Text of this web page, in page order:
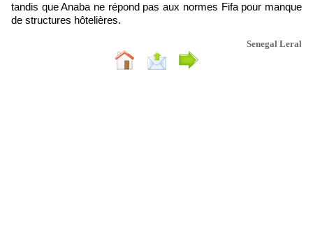
tandis que Anaba ne répond pas aux normes Fifa pour manque
de structures hôtelières.
Senegal Leral